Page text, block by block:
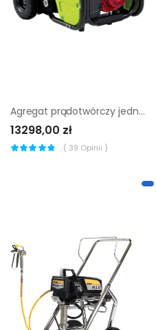
Agregat prądotwórczy jednofazowy Pramac S8000 AVR
13298,00 zł
( 39 Opinii )